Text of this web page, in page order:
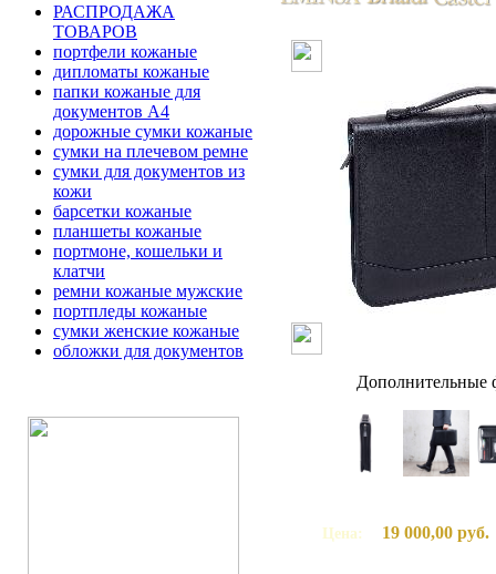
РАСПРОДАЖА
ТОВАРОВ
портфели кожаные
дипломаты кожаные
папки кожаные для
документов А4
дорожные сумки кожаные
сумки на плечевом ремне
сумки для документов из
кожи
барсетки кожаные
планшеты кожаные
портмоне, кошельки и
клатчи
ремни кожаные мужские
портпледы кожаные
сумки женские кожаные
обложки для документов
Дополнительные
Цена: 19 000,00 руб.